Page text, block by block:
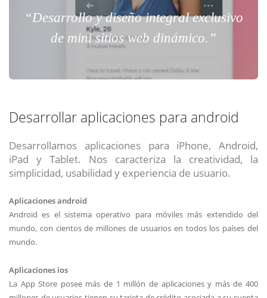
“Desarrollo y diseño integral exclusivo
de mini sitios web dinámico.”
Desarrollar aplicaciones para android
Desarrollamos aplicaciones para iPhone, Android,
iPad y Tablet. Nos caracteriza la creatividad, la
simplicidad, usabilidad y experiencia de usuario.
Aplicaciones android
Android es el sistema operativo para móviles más extendido del
mundo, con cientos de millones de usuarios en todos los países del
mundo.
Aplicaciones ios
La App Store posee más de 1 millón de aplicaciones y más de 400